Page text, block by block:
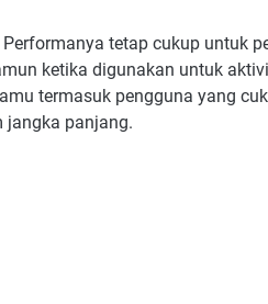
tetap cukup untuk
ketika digunakan untuk
termasuk pengguna yang
jangka panjang.